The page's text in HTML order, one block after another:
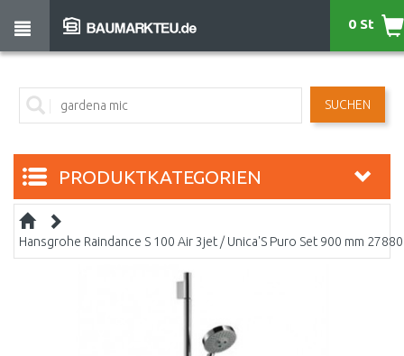
SUCHEN
0 St
PRODUKTKATEGORIEN
Hansgrohe Raindance S 100 Air 3jet / Unica'S Puro Set 900 mm